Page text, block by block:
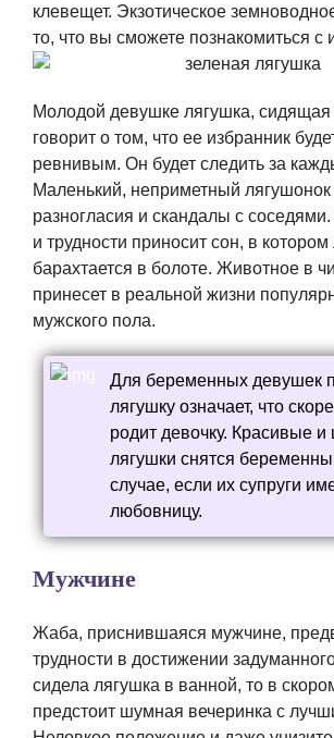
клевещет. Экзотическое
то, что вы сможете познакомиться с
Молодой девушке лягушка, сидящая
говорит о том, что ее избранник
ревнивым. Он будет следить за
Маленький, неприметный лягушонок
разногласия и скандалы с
и трудности приносит сон, в котором
барахтается в болоте. Животное в
принесет в реальной жизни
мужского пола.
Для беременных девушек
лягушку означает, что
родит девочку. Красивые
лягушки снятся
случае, если их супруги
любовницу.
Мужчине
Жаба, приснившаяся мужчине,
трудности в достижении
сидела лягушка в ванной, то в
предстоит шумная вечеринка с